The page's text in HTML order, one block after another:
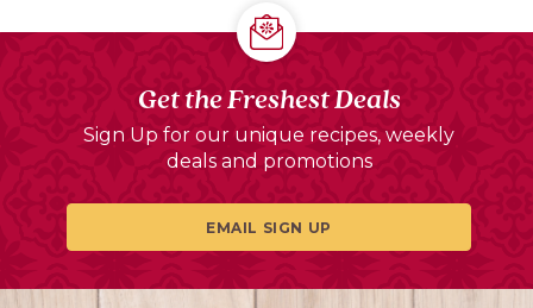
Get the Freshest Deals
Sign Up for our unique recipes, weekly
deals and promotions
EMAIL SIGN UP